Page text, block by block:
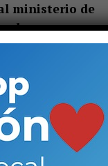
ministerio de
de agua y
que
entre otros,
para